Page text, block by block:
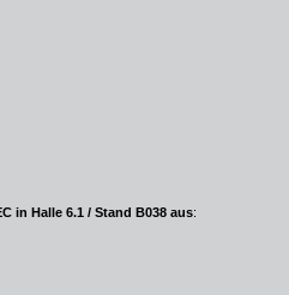
in Halle 6.1 / Stand B038 aus: